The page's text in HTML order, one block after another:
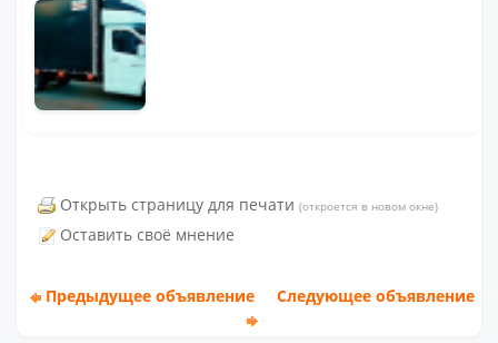
Открыть страницу для печати (откроется в новом окне)
Оставить своё мнение
Предыдущее объявление Следующее объявление